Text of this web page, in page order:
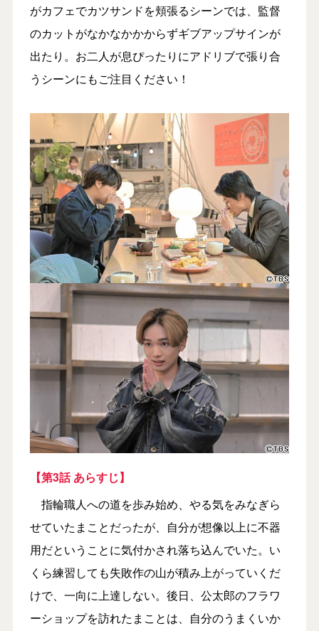
がカフェでカツサンドを頬張るシーンでは、監督
のカットがなかなかかからずギブアップサインが
出たり。お二人が息ぴったりにアドリブで張り合
うシーンにもご注目ください！
【第3話 あらすじ】
指輪職人への道を歩み始め、やる気をみなぎら
せていたまことだったが、自分が想像以上に不器
用だということに気付かされ落ち込んでいた。い
くら練習しても失敗作の山が積み上がっていくだ
けで、一向に上達しない。後日、公太郎のフラワ
ーショップを訪れたまことは、自分のうまくいか